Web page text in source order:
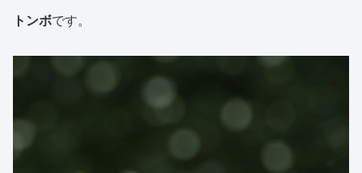
トンボです。